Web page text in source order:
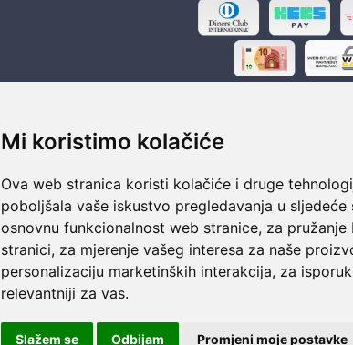
Mi koristimo kolačiće
Ova web stranica koristi kolačiće i druge
poboljšala vaše iskustvo pregledavanja u sljedeće
osnovnu funkcionalnost web stranice, za pružanje
stranici, za mjerenje vašeg interesa za naše
personalizaciju marketinških interakcija, za
relevantniji za vas.
Slažem se Odbijam Promjeni moje postavke
24/7 odlična podrška
Naši agenti uvijek na raspolaganju Do 24